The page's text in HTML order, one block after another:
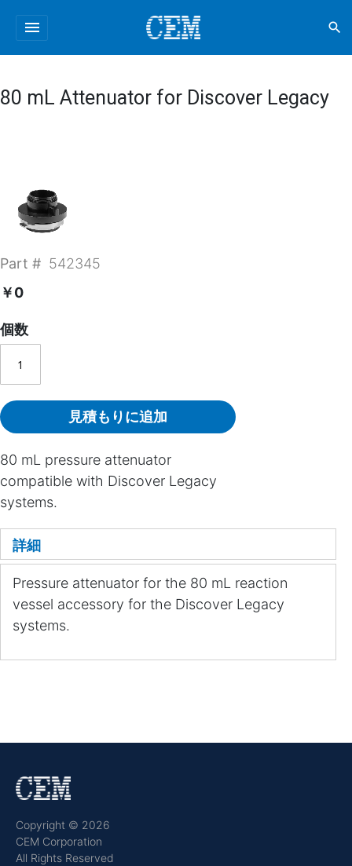
menu search
80 mL Attenuator for Discover Legacy
Part # 542345
￥0
個数
見積もりに追加
80 mL pressure attenuator
compatible with Discover Legacy
systems.
詳細
Pressure attenuator for the 80 mL reaction
vessel accessory for the Discover Legacy
systems.
Copyright © 2026
CEM Corporation
All Rights Reserved